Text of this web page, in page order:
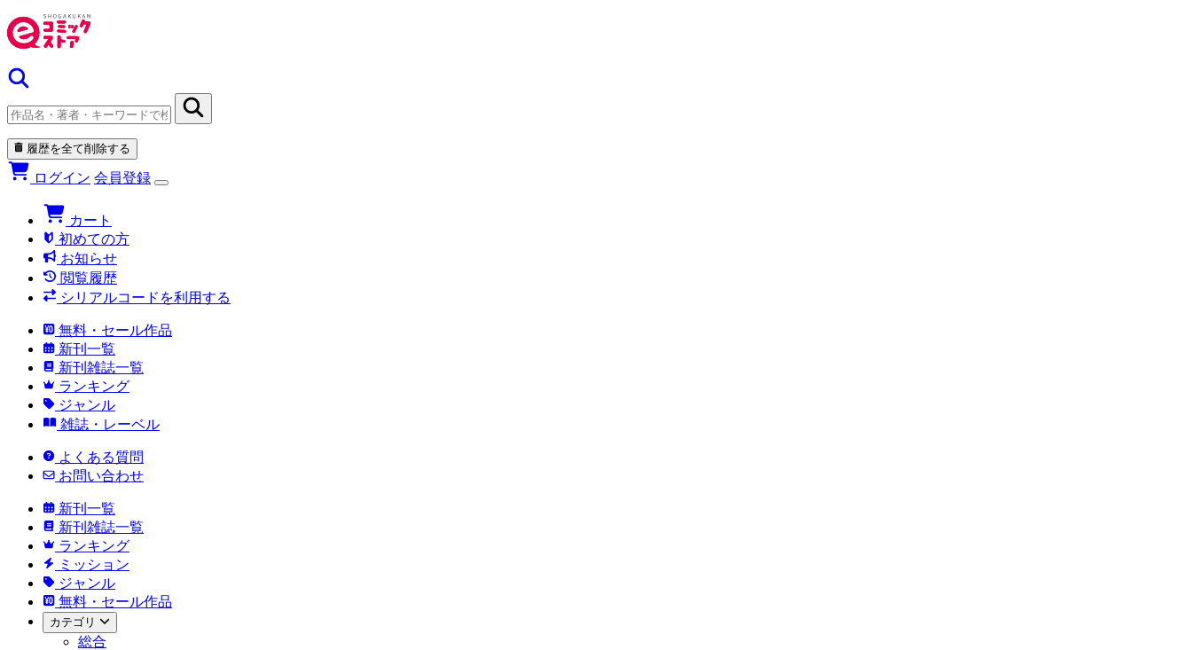
履歴を全て削除する
ログイン 会員登録
カート
初めての方
お知らせ
閲覧履歴
シリアルコードを利用する
無料・セール作品
新刊一覧
新刊雑誌一覧
ランキング
ジャンル
雑誌・レーベル
よくある質問
お問い合わせ
新刊一覧
新刊雑誌一覧
ランキング
ミッション
ジャンル
無料・セール作品
カテゴリ
総合